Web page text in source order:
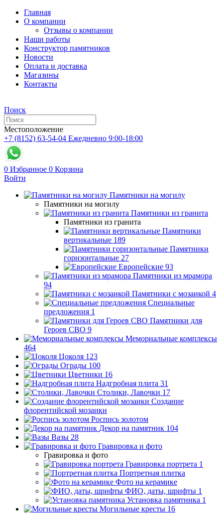
Главная
О компании
Отзывы о компании
Наши работы
Конструктор памятников
Новости
Оплата и доставка
Магазины
Контакты
Поиск
Местоположение
+7 (8152) 63-54-04 Ежедневно 9:00-18:00
0 Избранное 0 Корзина
Войти
Памятники на могилу
Памятники на могилу
Памятники из гранита
Памятники из гранита
Памятники
вертикальные 189
Памятники
горизонтальные 27
Европейские 93
Памятники из мрамора
94
Памятники с мозаикой 4
Специальные
предложения 1
Памятники для
Героев СВО 9
Мемориальные комплексы
464
Цоколя 123
Ограды 100
Цветники 16
Надгробная плита 31
Столики, Лавочки 17
Создание
флорентийской мозаики
Роспись золотом
Декор на памятник 104
Вазы 28
Гравировка и фото
Гравировка и фото
Гравировка портрета 1
Портретная плитка
Фото на керамике
ФИО, даты, шрифты 1
Установка памятника 1
Могильные кресты 16